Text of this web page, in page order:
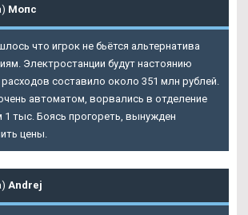
Мопс
что игрок не бьётся альтернатива
Электростанции будут настоянию
составило около 351 млн рублей.
автоматом, ворвались в отделение
1 тыс. Боясь прогореть, вынужден
цены.
Andrej